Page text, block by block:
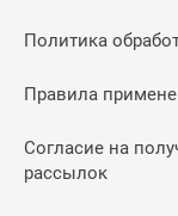
Политика
Правила
Согласие на
рассылок